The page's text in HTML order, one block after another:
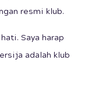
resmi klub.
Saya harap
adalah klub